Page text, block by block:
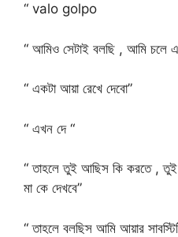
“ valo golpo
“ আমিও সেটাই বলছি , আমি চলে
“ একটা আয়া রেখে দেবো”
“ এখন দে “
“ তাহলে তুই আছিস কি করতে , তুই
মা কে দেখবে”
“ তাহলে বলছিস আমি আয়ার